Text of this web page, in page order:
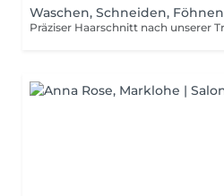
Waschen, Schneiden, Föhnen